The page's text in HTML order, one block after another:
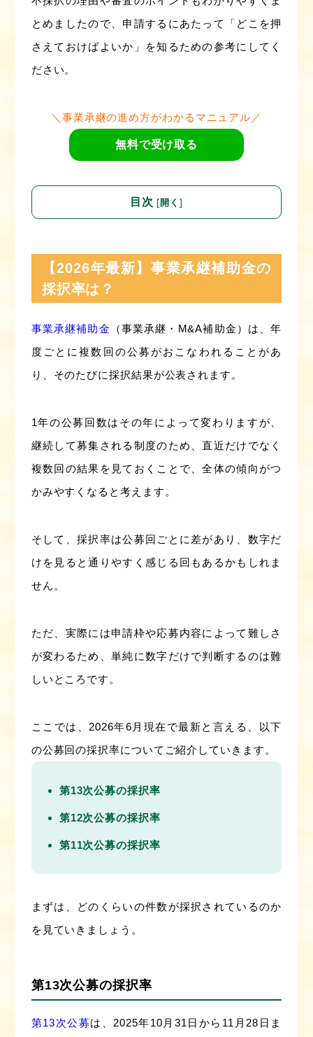
とめましたので、申請するにあたって「どこを押
さえておけばよいか」を知るための参考にしてく
ださい。
＼事業承継の進め方がわかるマニュアル／
無料で受け取る
目次 [開く]
【2026年最新】事業承継補助金の
採択率は？
事業承継補助金
（事業承継・M&A補助金）は、年
度ごとに複数回の公募がおこなわれることがあ
り、そのたびに採択結果が公表されます。
1年の公募回数はその年によって変わりますが、
継続して募集される制度のため、直近だけでなく
複数回の結果を見ておくことで、全体の傾向がつ
かみやすくなると考えます。
そして、採択率は公募回ごとに差があり、数字だ
けを見ると通りやすく感じる回もあるかもしれま
せん。
ただ、実際には申請枠や応募内容によって難しさ
が変わるため、単純に数字だけで判断するのは難
しいところです。
ここでは、2026年6月現在で最新と言える、以下
の公募回の採択率についてご紹介していきます。
第13次公募の採択率
第12次公募の採択率
第11次公募の採択率
まずは、どのくらいの件数が採択されているのか
を見ていきましょう。
第13次公募の採択率
第13次公募は、2025年10月31日から11月28日ま